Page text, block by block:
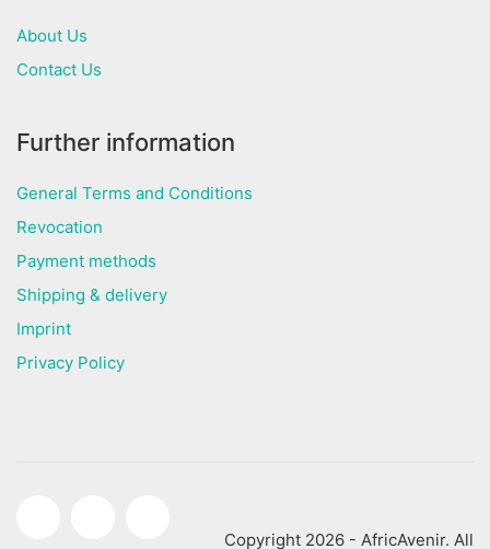
About Us
Contact Us
Further information
General Terms and Conditions
Revocation
Payment methods
Shipping & delivery
Imprint
Privacy Policy
Copyright 2026 - AfricAvenir. All